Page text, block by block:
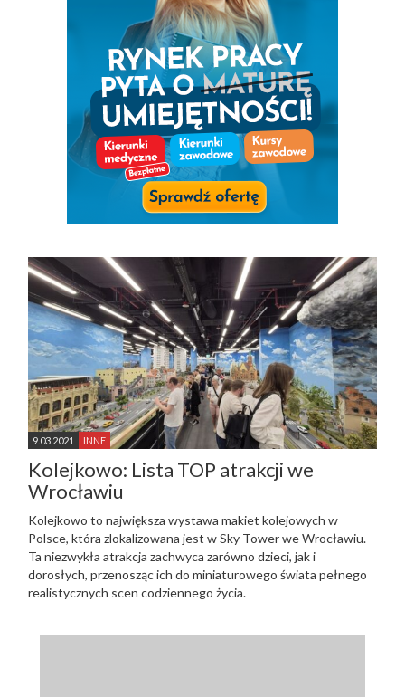
9.03.2021 INNE
Kolejkowo: Lista TOP atrakcji we
Wrocławiu
Kolejkowo to największa wystawa makiet kolejowych w
Polsce, która zlokalizowana jest w Sky Tower we Wrocławiu.
Ta niezwykła atrakcja zachwyca zarówno dzieci, jak i
dorosłych, przenosząc ich do miniaturowego świata pełnego
realistycznych scen codziennego życia.